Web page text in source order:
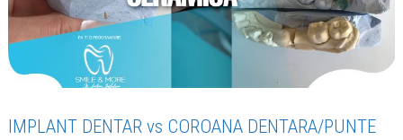
IMPLANT DENTAR vs COROANA DENTARA/PUNTE